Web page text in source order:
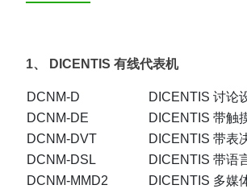
1、 DICENTIS 有线代表机
DCNM-D DICENTIS 讨论
DCNM-DE
DICENTIS 带触
DCNM-DVT
DICENTIS 带表
DCNM-DSL
DICENTIS 带语
DCNM-MMD2
DICENTIS 多媒